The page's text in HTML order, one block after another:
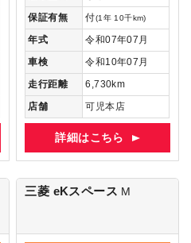
保証有無
付(1年 10千km)
年式
令和07年07月
車検
令和10年07月
走行距離
6,730km
店舗
可児本店
詳細はこちら
三菱 eKスペース M